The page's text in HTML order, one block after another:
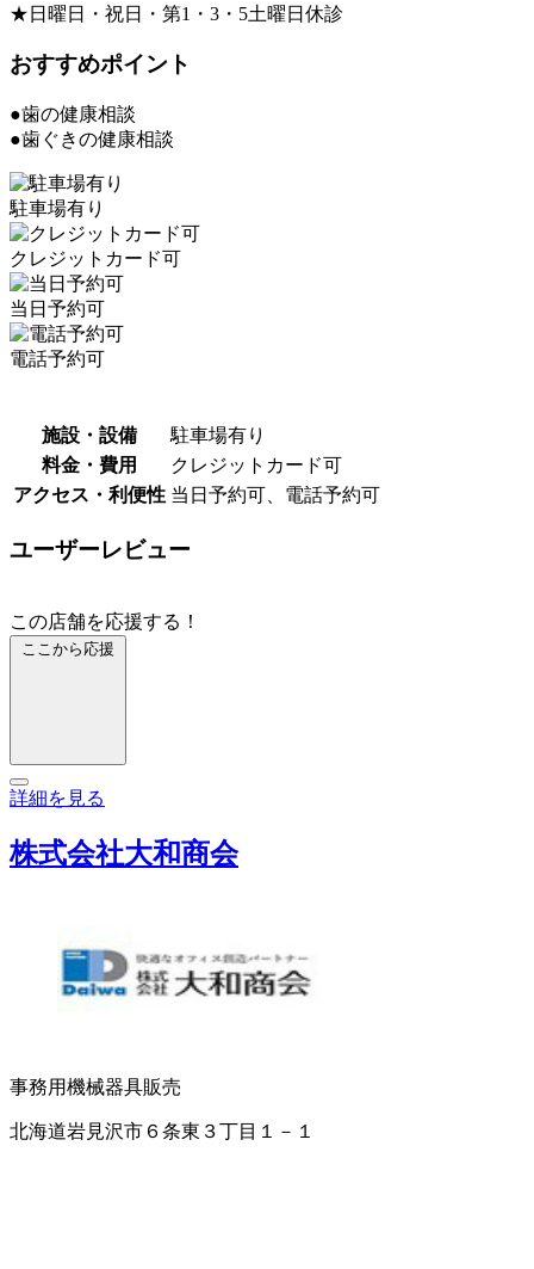
★日曜日・祝日・第1・3・5土曜日休診
おすすめポイント
●歯の健康相談
●歯ぐきの健康相談
駐車場有り
クレジットカード可
当日予約可
電話予約可
施設・設備
駐車場有り
料金・費用
クレジットカード可
アクセス・利便性 当日予約可、電話予約可
ユーザーレビュー
この店舗を応援する！
ここから応援
詳細を見る
株式会社大和商会
事務用機械器具販売
北海道岩見沢市６条東３丁目１－１